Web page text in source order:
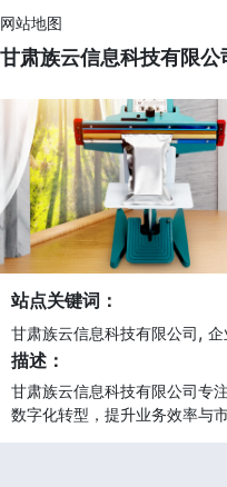
网站地图
甘肃族云信息科技有限公
站点关键词：
甘肃族云信息科技有限公司, 企
描述：
甘肃族云信息科技有限公司专
数字化转型，提升业务效率与